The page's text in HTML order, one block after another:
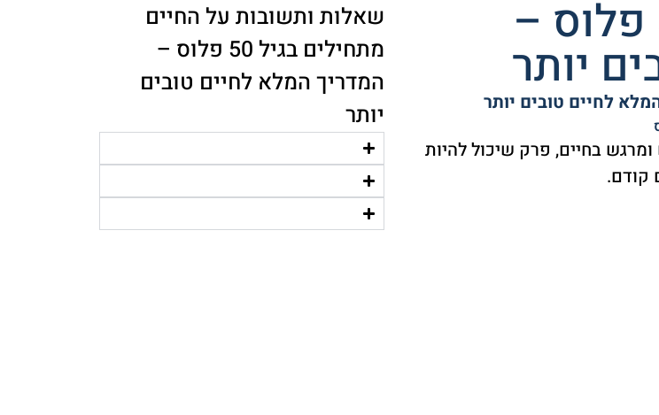
החיים מתחילים בגיל 50 פלוס –
יותר
בחיים, פרק שיכול להיות
קודם.
שאלות ותשובות על החיים
מתחילים בגיל 50 פלוס –
המדריך המלא לחיים טובים
יותר